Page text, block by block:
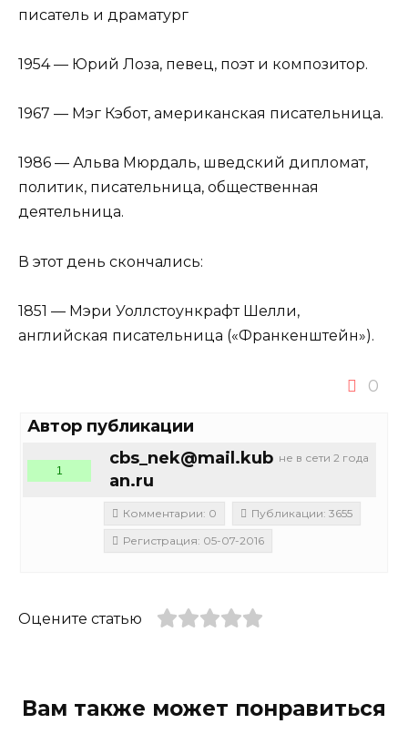
писатель и драматург
1954 — Юрий Лоза, певец, поэт и композитор.
1967 — Мэг Кэбот, американская писательница.
1986 — Альва Мюрдаль, шведский дипломат,
политик, писательница, общественная
деятельница.
В этот день скончались:
1851 — Мэри Уоллстоункрафт Шелли,
английская писательница («Франкенштейн»).
0
Автор публикации
не в сети 2 года
cbs_nek@mail.kub
an.ru
1
Комментарии: 0
Публикации: 3655
Регистрация: 05-07-2016
Оцените статью
Вам также может понравиться